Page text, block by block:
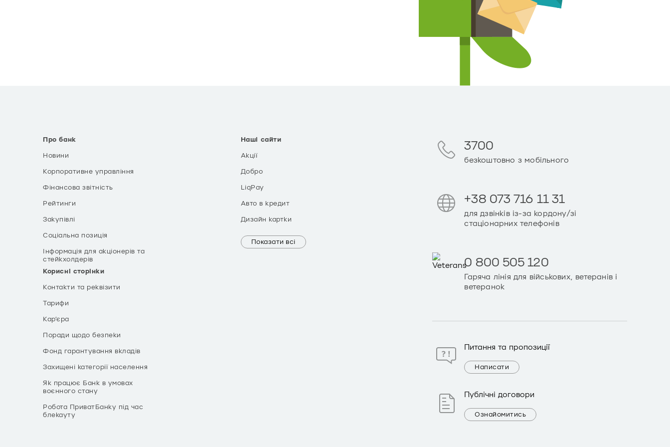
Про банк
Новини
Корпоративне управління
Фінансова звітність
Рейтинги
Закупівлі
Соціальна позиція
Інформація для акціонерів та
стейкхолдерів
Корисні сторінки
Контакти та реквізити
Тарифи
Кар’єра
Поради щодо безпеки
Фонд гарантування вкладів
Захищені категорії населення
Як працює Банк в умовах
воєнного стану
Робота ПриватБанку під час
блекауту
Наші сайти
Акції
Добро
LiqPay
Авто в кредит
Дизайн картки
Показати всі
3700
безкоштовно з мобільного
+38 073 716 11 31
для дзвінків із-за кордону/зі
стаціонарних телефонів
0 800 505 120
Гаряча лінія для військових, ветеранів і
ветеранок
Питання та пропозиції
Написати
Публічні договори
Ознайомитись